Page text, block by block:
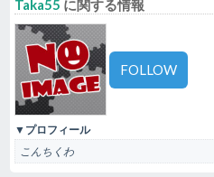
Taka55 に関する情報
FOLLOW
▼プロフィール
こんちくわ